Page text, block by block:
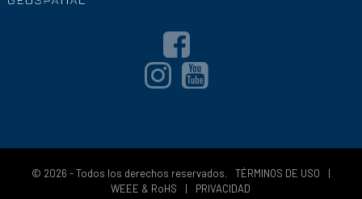
© 2026 - Todos los derechos reservados. TÉRMINOS DE USO
|
WEEE & RoHS
| PRIVACIDAD